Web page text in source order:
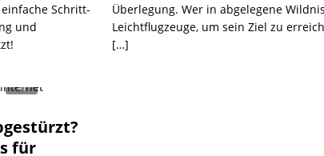
Überlegung. Wer in abgelegene
Leichtflugzeuge, um sein Ziel zu
[…]
Schritt-
und
für